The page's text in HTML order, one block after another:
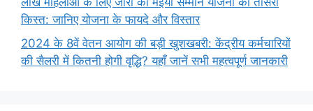
किस्त: जानिए योजना के फायदे और विस्तार
2024 के 8वें वेतन आयोग की बड़ी खुशखबरी: केंद्रीय कर्मचारियों
की सैलरी में कितनी होगी वृद्धि? यहाँ जानें सभी महत्वपूर्ण जानकारी